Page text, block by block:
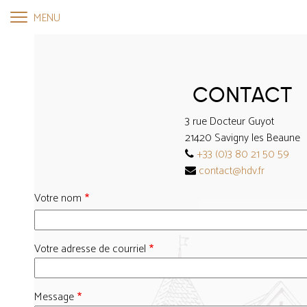
Aller
au
MENU
NAVIGATION
CONTACT
3 rue Docteur Guyot
21420 Savigny les Beaune
+33 (0)3 80 21 50 59
contact@hdv.fr
Votre nom
Votre adresse de courriel
Message